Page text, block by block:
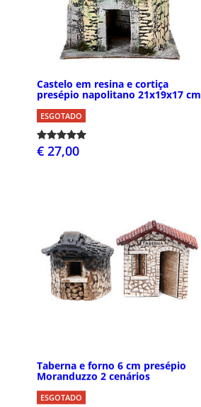
Castelo em resina e cortiça
presépio napolitano 21x19x17 cm
ESGOTADO
€ 27,00
Taberna e forno 6 cm presépio
Moranduzzo 2 cenários
ESGOTADO